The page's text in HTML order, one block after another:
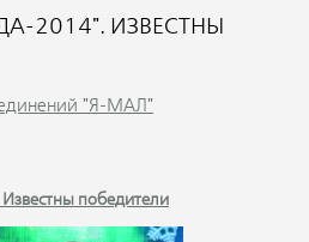
2014". ИЗВЕСТНЫ
"Я-МАЛ"
победители